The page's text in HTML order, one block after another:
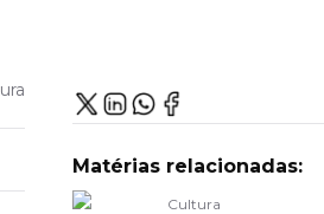
Matérias relacionadas:
Cultura